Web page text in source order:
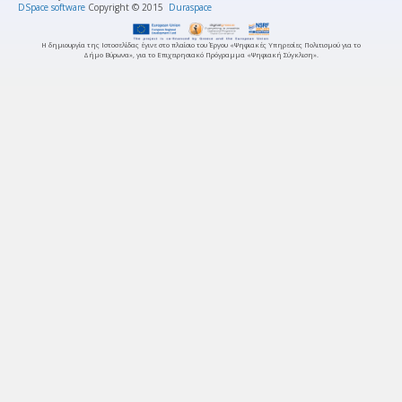
DSpace software Copyright © 2015 Duraspace
Η δημιουργία της Ιστοσελίδας έγινε στο πλαίσιο του Έργου «Ψηφιακές Υπηρεσίες Πολιτισμού για το
Δήμο Βύρωνα», για το Επιχειρησιακό Πρόγραμμα «Ψηφιακή Σύγκλιση».